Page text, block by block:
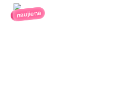
naujiena